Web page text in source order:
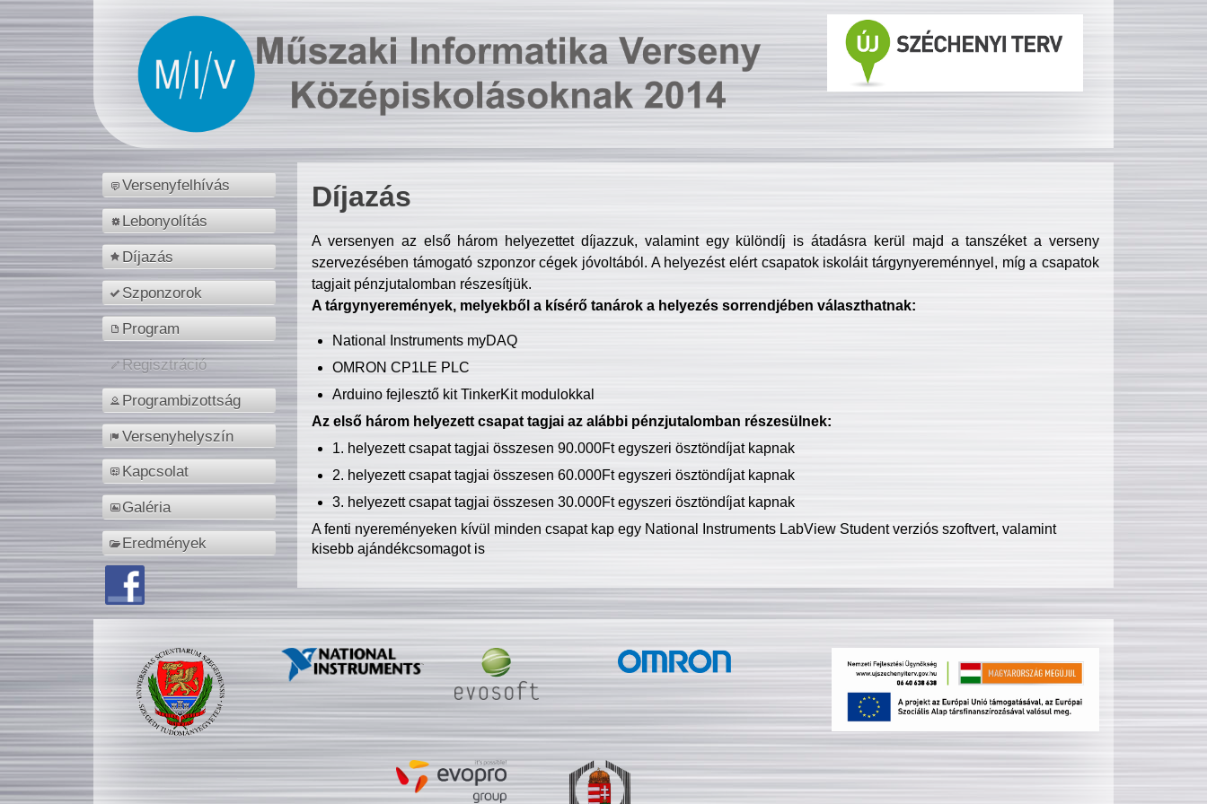
Versenyfelhívás
Lebonyolítás
Díjazás
Szponzorok
Program
Regisztráció
Programbizottság
Versenyhelyszín
Kapcsolat
Galéria
Eredmények
Díjazás
A versenyen az első három helyezettet díjazzuk, valamint egy különdíj is átadásra kerül majd a tanszéket a verseny
szervezésében támogató szponzor cégek jóvoltából. A helyezést elért csapatok iskoláit tárgynyereménnyel, míg a csapatok
tagjait pénzjutalomban részesítjük.
A tárgynyeremények, melyekből a kísérő tanárok a helyezés sorrendjében választhatnak:
National Instruments myDAQ
OMRON CP1LE PLC
Arduino fejlesztő kit TinkerKit modulokkal
Az első három helyezett csapat tagjai az alábbi pénzjutalomban részesülnek:
1. helyezett csapat tagjai összesen 90.000Ft egyszeri ösztöndíjat kapnak
2. helyezett csapat tagjai összesen 60.000Ft egyszeri ösztöndíjat kapnak
3. helyezett csapat tagjai összesen 30.000Ft egyszeri ösztöndíjat kapnak
A fenti nyereményeken kívül minden csapat kap egy National Instruments LabView Student verziós szoftvert, valamint
kisebb ajándékcsomagot is